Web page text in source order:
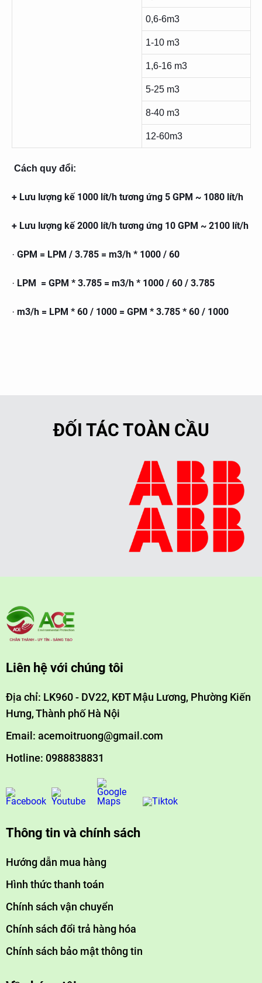
0,6-6m3
1-10 m3
1,6-16 m3
5-25 m3
8-40 m3
12-60m3
Cách quy đổi:
+ Lưu lượng kế 1000 lít/h tương ứng 5 GPM ~ 1080 lít/h
+ Lưu lượng kế 2000 lít/h tương ứng 10 GPM ~ 2100 lít/h
· GPM = LPM / 3.785 = m3/h * 1000 / 60
· LPM = GPM * 3.785 = m3/h * 1000 / 60 / 3.785
· m3/h = LPM * 60 / 1000 = GPM * 3.785 * 60 / 1000
ĐỐI TÁC TOÀN CẦU
Liên hệ với chúng tôi
Hưng, Thành phố Hà Nội
Hotline: 0988838831
Thông tin và chính sách
Hình thức thanh toán
Chính sách vận chuyển
Chính sách đổi trả hàng hóa
Chính sách bảo mật thông tin